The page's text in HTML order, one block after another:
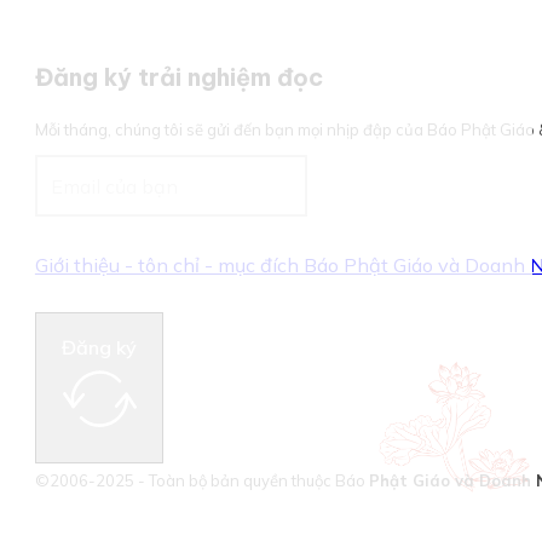
Đăng ký trải nghiệm đọc
Mỗi tháng, chúng tôi sẽ gửi đến bạn mọi nhịp đập của Báo Phật Giáo
Giới thiệu - tôn chỉ - mục đích Báo Phật Giáo và Doanh
©2006-2025 - Toàn bộ bản quyền thuộc Báo Phật Giáo và Doanh